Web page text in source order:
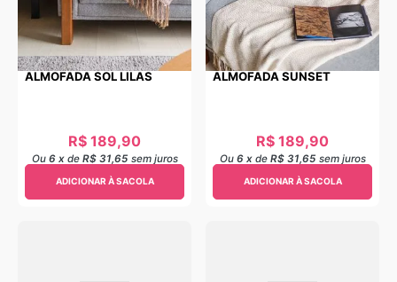
ALMOFADA SOL LILAS
R$ 189,90
Ou 6 xde R$ 31,65 sem juros
ADICIONAR À SACOLA
ALMOFADA SUNSET
R$ 189,90
Ou 6 xde R$ 31,65 sem juros
ADICIONAR À SACOLA